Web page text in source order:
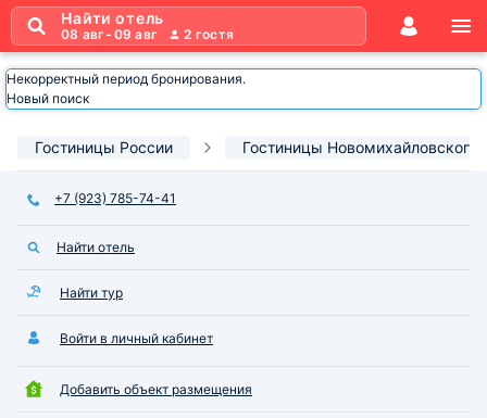
Найти отель
08 авг- 09 авг 2 гостя
Некорректный период бронирования.
Новый поиск
Гостиницы России Гостиницы Новомихайловского
+7 (923) 785-74-41
Найти отель
Найти тур
Войти в личный кабинет
Добавить объект размещения